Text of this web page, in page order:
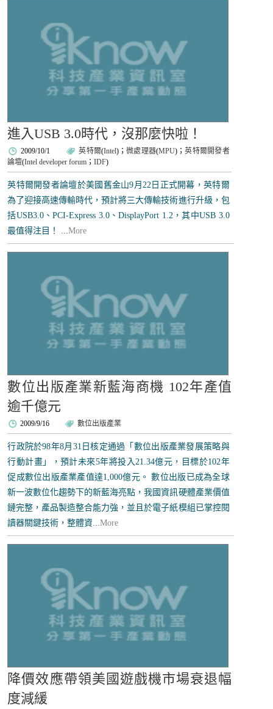
進入USB 3.0時代，沒那麼快啦！
2009/10/1 英特爾(Intel)； 微處理器(MPU)；英特爾開發者
論壇(Intel developer forum ；IDF)
英特爾開發者論壇於美國舊金山9月22日正式開幕，英特爾
為了迎接高速傳輸時代，預計將三大傳輸技術進行升級，包
括USB3.0、PCI-Express 3.0、DisplayPort 1.2，其中USB 3.0
最值得注目！ ...More
數位出版產業新藍海商機 102年產值
逾千億元
2009/9/16 數位出版產業
行政院於98年8月31日核定通過「數位出版產業發展策略與
行動計畫」，預計未來5年將投入21.34億元，目標於102年
促成數位出版產業產值達1,000億元。 數位出版已成為全球
新一波數位化趨勢下的新藍海亮點，我國資訊硬體產業價值
鏈完整，產品製造整合能力強，並且於電子紙模組已掌控閱
讀器關鍵技術，整體資...More
降價效應帶領美國遊戲機市場衰退幅
度減緩